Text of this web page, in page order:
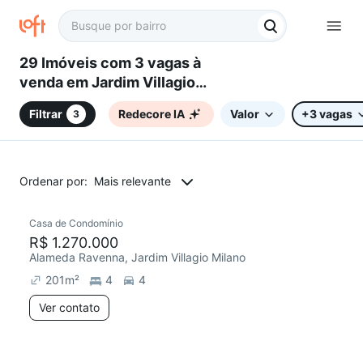
29 Imóveis com 3 vagas à
venda em Jardim Villagio
Milano, Sorocaba, SP
Filtrar 3 Redecore IA Valor +3 vagas
Ordenar por: Mais relevante
Casa de Condomínio
R$ 1.270.000
Alameda Ravenna, Jardim Villagio Milano
201m² 4
4
Ver contato